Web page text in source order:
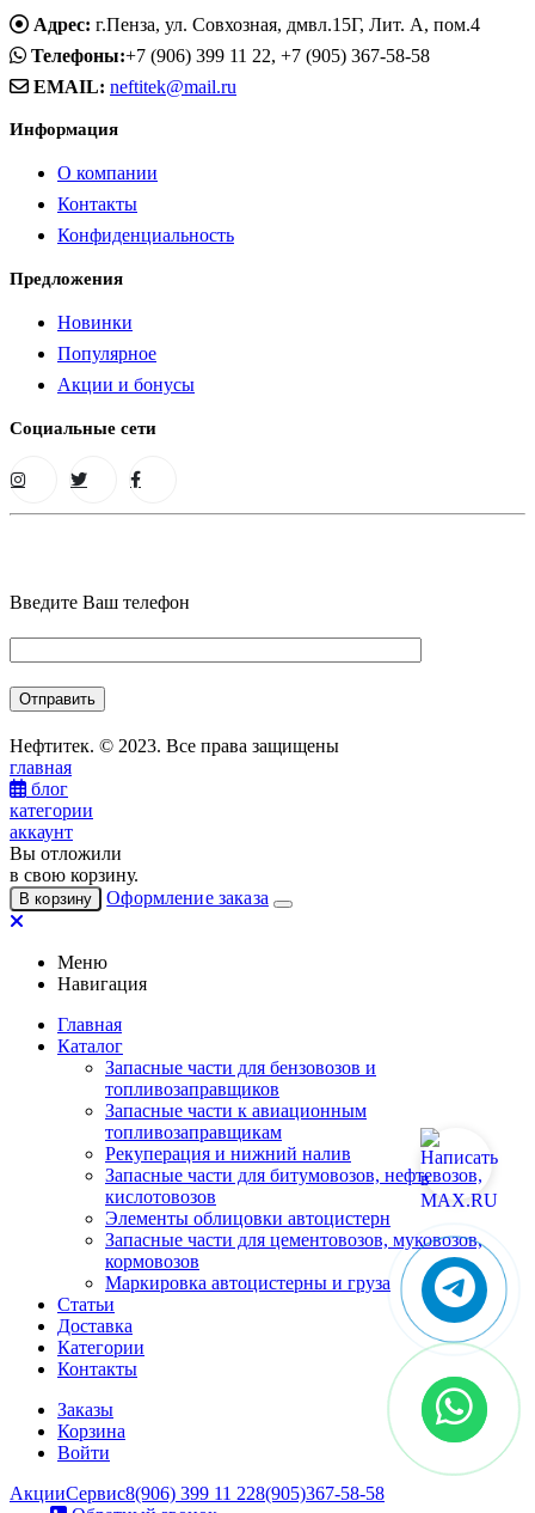
Адрес: г.Пенза, ул. Совхозная, дмвл.15Г, Лит. А, пом.4
Телефоны:+7 (906) 399 11 22, +7 (905) 367-58-58
EMAIL: neftitek@mail.ru
Информация
О компании
Контакты
Конфиденциальность
Предложения
Новинки
Популярное
Акции и бонусы
Социальные сети
Введите Ваш телефон
Нефтитек. © 2023. Все права защищены
главная
блог
категории
аккаунт
Вы отложили
в свою корзину.
В корзину Оформление заказа
Меню
Навигация
Главная
Каталог
Запасные части для бензовозов и
топливозаправщиков
Запасные части к авиационным
топливозаправщикам
Рекуперация и нижний налив
Запасные части для битумовозов, нефтевозов,
кислотовозов
Элементы облицовки автоцистерн
Запасные части для цементовозов, муковозов,
кормовозов
Маркировка автоцистерны и груза
Статьи
Доставка
Категории
Контакты
Заказы
Корзина
Войти
АкцииСервис8(906) 399 11 228(905)367-58-58